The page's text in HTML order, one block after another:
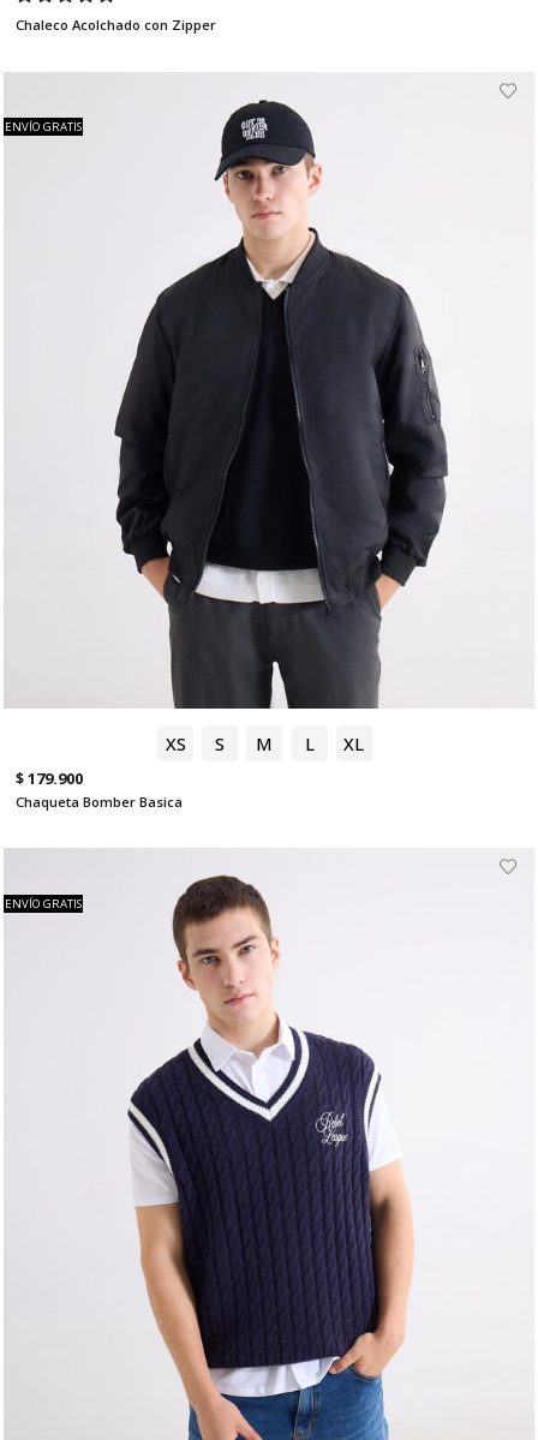
Chaleco Acolchado con Zipper
XS S M L XL
ENVÍO GRATIS
$ 179.900
Chaqueta Bomber Basica
ENVÍO GRATIS